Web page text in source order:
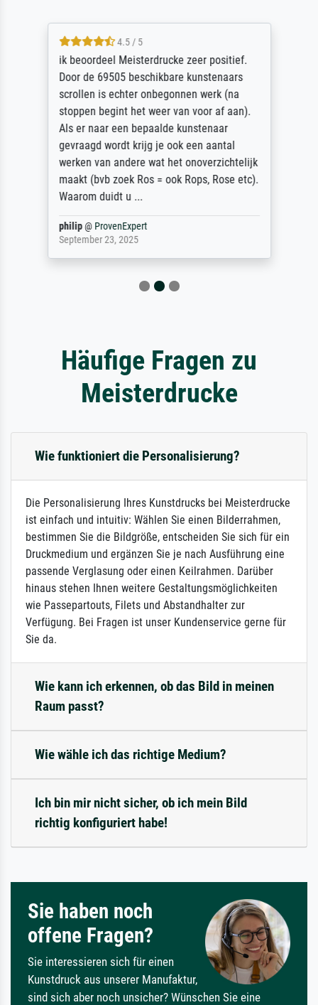
4.5 / 5
ik beoordeel Meisterdrucke zeer positief.
Door de 69505 beschikbare kunstenaars
scrollen is echter onbegonnen werk (na
stoppen begint het weer van voor af aan).
Als er naar een bepaalde kunstenaar
gevraagd wordt krijg je ook een aantal
werken van andere wat het onoverzichtelijk
maakt (bvb zoek Ros = ook Rops, Rose etc).
Waarom duidt u ...
philip@ ProvenExpert
September 23, 2025
Häufige Fragen zu
Meisterdrucke
Wie funktioniert die Personalisierung?
Die Personalisierung Ihres Kunstdrucks bei Meisterdrucke
ist einfach und intuitiv: Wählen Sie einen Bilderrahmen,
bestimmen Sie die Bildgröße, entscheiden Sie sich für ein
Druckmedium und ergänzen Sie je nach Ausführung eine
passende Verglasung oder einen Keilrahmen. Darüber
hinaus stehen Ihnen weitere Gestaltungsmöglichkeiten
wie Passepartouts, Filets und Abstandhalter zur
Verfügung. Bei Fragen ist unser Kundenservice gerne für
Sie da.
Wie kann ich erkennen, ob das Bild in meinen
Raum passt?
Wie wähle ich das richtige Medium?
Ich bin mir nicht sicher, ob ich mein Bild
richtig konfiguriert habe!
Sie haben noch
offene Fragen?
Sie interessieren sich für einen
Kunstdruck aus unserer Manufaktur,
sind sich aber noch unsicher? Wünschen Sie eine